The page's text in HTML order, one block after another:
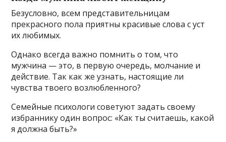
Безусловно, всем представительницам
прекрасного пола приятны красивые слова с уст
их любимых.
Однако всегда важно помнить о том, что
мужчина — это, в первую очередь, молчание и
действие. Так как же узнать, настоящие ли
чувства твоего возлюбленного?
Семейные психологи советуют задать своему
избраннику один вопрос: «Как ты считаешь, какой
я должна быть?»